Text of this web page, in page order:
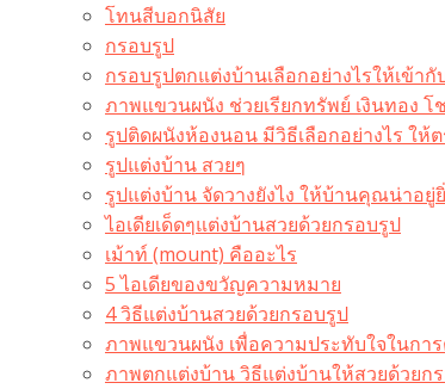
โทนสีบอกนิสัย
กรอบรูป
กรอบรูปตกแต่งบ้านเลือกอย่างไรให้เข้า
ภาพแขวนผนัง ช่วยเรียกทรัพย์ เงินทอง
รูปติดผนังห้องนอน มีวิธีเลือกอย่างไร ให้
รูปแต่งบ้าน สวยๆ
รูปแต่งบ้าน จัดวางยังไง ให้บ้านคุณน่าอยู่
ไอเดียเด็ดๆแต่งบ้านสวยด้วยกรอบรูป
เม้าท์ (mount) คืออะไร​
5 ไอเดียของขวัญความหมาย
4 วิธีแต่งบ้านสวยด้วยกรอบรูป
ภาพแขวนผนัง เพื่อความประทับใจในกา
ภาพตกแต่งบ้าน วิธีแต่งบ้านให้สวยด้วยก